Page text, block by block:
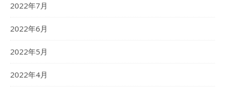
2022年7月
2022年6月
2022年5月
2022年4月